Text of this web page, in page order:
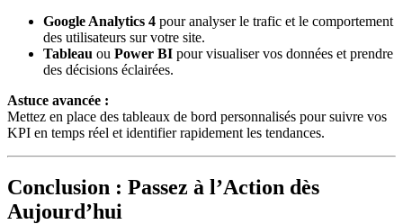
Google Analytics 4 pour analyser le trafic et le comportement
des utilisateurs sur votre site.
Tableau ou Power BI pour visualiser vos données et prendre
des décisions éclairées.
Astuce avancée :
Mettez en place des tableaux de bord personnalisés pour suivre vos
KPI en temps réel et identifier rapidement les tendances.
Conclusion : Passez à l’Action dès
Aujourd’hui